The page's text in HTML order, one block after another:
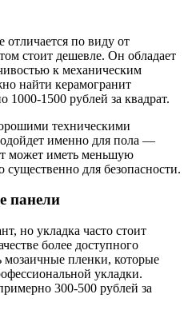
отличается по виду от
стоит дешевле. Он обладает
к механическим
найти керамогранит
1000-1500 рублей за квадрат.
техническими
именно для пола —
может иметь меньшую
для безопасности.
панели
но укладка часто стоит
более доступного
мозаичные пленки, которые
укладки.
300-500 рублей за